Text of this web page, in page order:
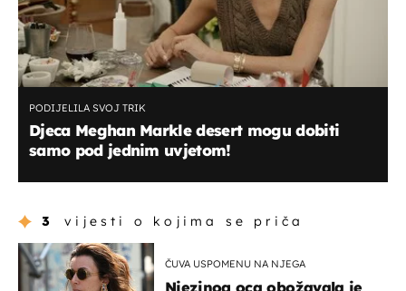
PODIJELILA SVOJ TRIK
Djeca Meghan Markle desert mogu dobiti
samo pod jednim uvjetom!
3 vijesti o kojima se priča
ČUVA USPOMENU NA NJEGA
Njezinog oca obožavala je